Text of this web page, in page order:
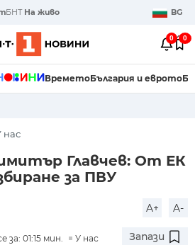
БНТ На живо BG
0 0
ВреметоБългария и еврото
нас
Главчев: От ЕК
за ПВУ
A+ A-
за: 01:15 мин. У нас Запази